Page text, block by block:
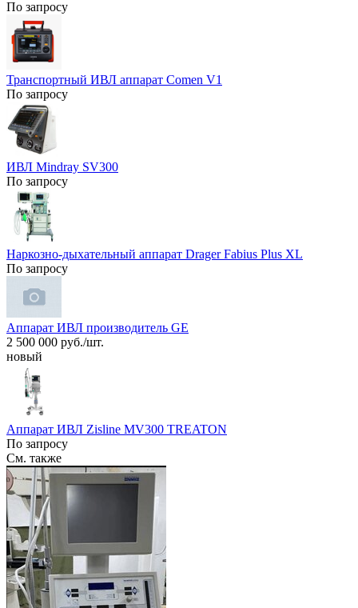
По запросу
Транспортный ИВЛ аппарат Comen V1
По запросу
ИВЛ Mindray SV300
По запросу
Наркозно-дыхательный аппарат Drager Fabius Plus XL
По запросу
Аппарат ИВЛ производитель GE
2 500 000 руб./шт.
новый
Аппарат ИВЛ Zisline MV300 TREATON
По запросу
См. также